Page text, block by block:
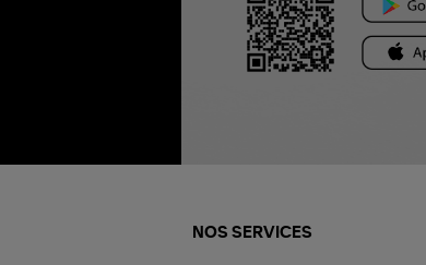
NOS SERVICES